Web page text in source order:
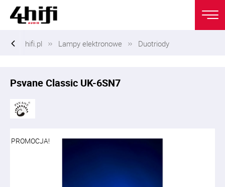
hifi.pl Lampy elektronowe Duotriody
Psvane Classic UK-6SN7
PROMOCJA!